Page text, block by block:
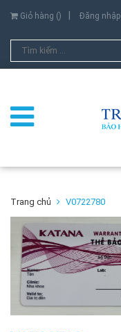
Giỏ hàng () Đăng nhập
Trang chủ V0722780